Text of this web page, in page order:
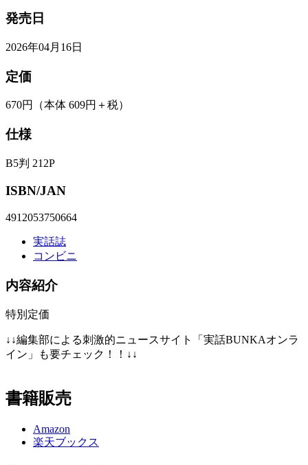
発売日
2026年04月16日
定価
670円 （本体 609円＋税）
仕様
B5判 212P
ISBN/JAN
4912053750664
実話誌
コンビニ
内容紹介
特別定価
↓↓編集部による刺激的ニュースサイト「実話BUNKAオンラ
イン」も要チェック！！↓↓
書籍販売
Amazon
楽天ブックス